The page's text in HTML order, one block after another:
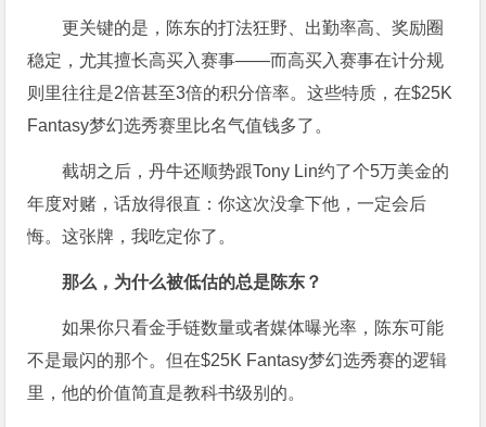
更关键的是，陈东的打法狂野、出勤率高、奖励圈
稳定，尤其擅长高买入赛事——而高买入赛事在计分规
则里往往是2倍甚至3倍的积分倍率。这些特质，在$25K
Fantasy梦幻选秀赛里比名气值钱多了。
截胡之后，丹牛还顺势跟Tony Lin约了个5万美金的
年度对赌，话放得很直：你这次没拿下他，一定会后
悔。这张牌，我吃定你了。
那么，为什么被低估的总是陈东？
如果你只看金手链数量或者媒体曝光率，陈东可能
不是最闪的那个。但在$25K Fantasy梦幻选秀赛的逻辑
里，他的价值简直是教科书级别的。